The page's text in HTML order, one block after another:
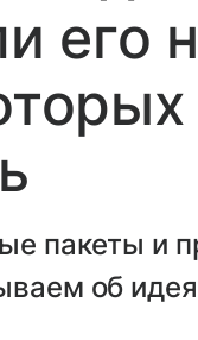
его
пакеты и
об